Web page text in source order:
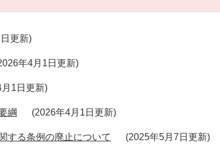
更新
年4月1日更新
1日更新
綱 2026年4月1日更新
する条例の廃止について 2025年5月7日更新